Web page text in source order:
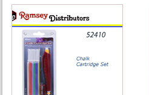
-
416
Chalk
Cartridge
quantity